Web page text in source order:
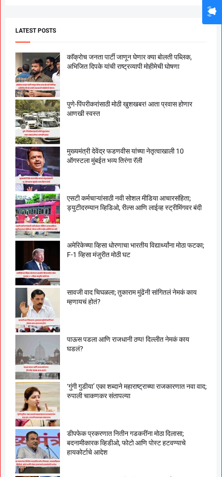
LATEST POSTS
काॅक्राेच जनता पार्टी जाणून घेणार क्या बाेलती पब्लिक,
अभिजित दिपके यांची राष्ट्रव्यापी माेहीमेची घाेषणा
पुणे-पिंपरीकरांसाठी मोठी खुशखबर! आता प्रवास होणार
आणखी स्वस्त
मुख्यमंत्री देवेंद्र फडणवीस यांच्या नेतृत्वाखाली 10
ऑगस्टला मुंबईत भव्य तिरंगा रॅली
एसटी कर्मचाऱ्यांसाठी नवी सोशल मीडिया आचारसंहिता;
ड्युटीदरम्यान व्हिडिओ, रील्स आणि लाईव्ह स्ट्रीमिंगवर बंदी
अमेरिकेच्या व्हिसा धोरणाचा भारतीय विद्यार्थ्यांना मोठा फटका;
F-1 व्हिसा मंजुरीत मोठी घट
सावजी वाद चिघळला; तुकाराम मुंढेंनी सांगितलं नेमकं काय
म्हणायचं होतं?
पाऊस पडला आणि राजधानी ठप्प! दिल्लीत नेमकं काय
घडलं?
‘गुंगी गुडीया’ एका शब्दाने महाराष्ट्राच्या राजकारणात नवा वाद;
रुपाली चाकणकर संतापल्या
डीपफेक प्रकरणात नितीन गडकरींना मोठा दिलासा;
बदनामीकारक व्हिडीओ, फोटो आणि पोस्ट हटवण्याचे
हायकोर्टाचे आदेश